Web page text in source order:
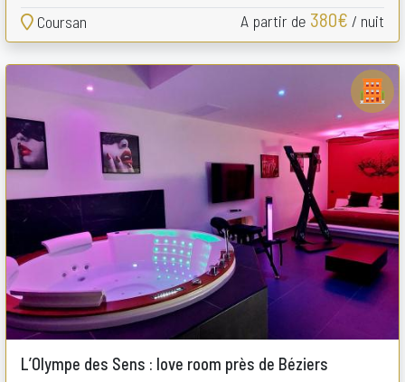
Coursan A partir de 380€ / nuit
L’Olympe des Sens : love room près de Béziers